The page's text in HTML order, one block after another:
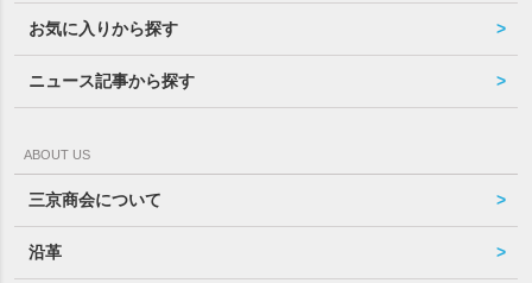
お気に入りから探す
ニュース記事から探す
ABOUT US
三京商会について
沿革